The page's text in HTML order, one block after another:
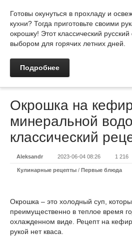
Готовы окунуться в прохладу и
кухни? Тогда приготовьте своими
окрошку! Этот классический
выбором для горячих летних дней.
Подробнее
Окрошка на
минеральной
классический
Aleksandr 2023-06-04 08:26 1 216
Кулинарные рецепты / Первые блюда
Окрошка – это холодный суп,
преимущественно в теплое время
охлажденном виде. Рецепт на
рукой нет кваса.